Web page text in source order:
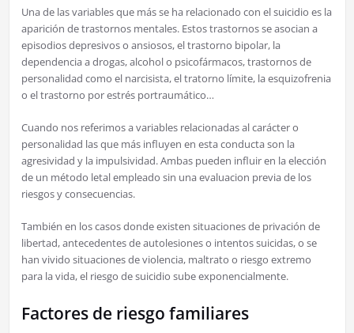
Una de las variables que más se ha relacionado con el suicidio es la
aparición de trastornos mentales. Estos trastornos se asocian a
episodios depresivos o ansiosos, el trastorno bipolar, la
dependencia a drogas, alcohol o psicofármacos, trastornos de
personalidad como el narcisista, el tratorno límite, la esquizofrenia
o el trastorno por estrés portraumático…
Cuando nos referimos a variables relacionadas al carácter o
personalidad las que más influyen en esta conducta son la
agresividad y la impulsividad. Ambas pueden influir en la elección
de un método letal empleado sin una evaluacion previa de los
riesgos y consecuencias.
También en los casos donde existen situaciones de privación de
libertad, antecedentes de autolesiones o intentos suicidas, o se
han vivido situaciones de violencia, maltrato o riesgo extremo
para la vida, el riesgo de suicidio sube exponencialmente.
Factores de riesgo familiares